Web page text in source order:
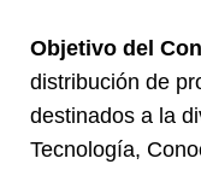
Objetivo del
distribución de
destinados a la
Tecnología,